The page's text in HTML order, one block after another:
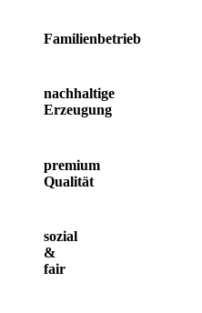
Familienbetrieb
nachhaltige
Erzeugung
premium
Qualität
sozial
&
fair